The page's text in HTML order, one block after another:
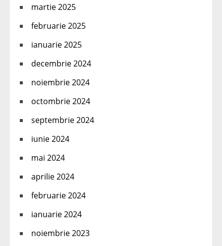
martie 2025
februarie 2025
ianuarie 2025
decembrie 2024
noiembrie 2024
octombrie 2024
septembrie 2024
iunie 2024
mai 2024
aprilie 2024
februarie 2024
ianuarie 2024
noiembrie 2023